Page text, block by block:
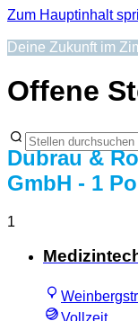
Zum Hauptinhalt
Deine Zukunft im
Offene
Dubrau &
GmbH - 1
1